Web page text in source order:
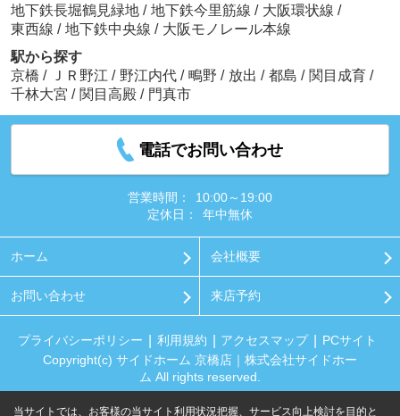
地下鉄長堀鶴見緑地 / 地下鉄今里筋線 / 大阪環状線 /
東西線 / 地下鉄中央線 / 大阪モノレール本線
駅から探す
京橋 / ＪＲ野江 / 野江内代 / 鴫野 / 放出 / 都島 / 関目成育 /
千林大宮 / 関目高殿 / 門真市
電話でお問い合わせ
営業時間：
10:00～19:00
定休日：
年中無休
ホーム 会社概要
お問い合わせ 来店予約
プライバシーポリシー 利用規約 アクセスマップ
PCサイト
Copyright(c) サイドホーム 京橋店｜株式会社サイドホー
ム All rights reserved.
当サイトでは、お客様の当サイト利用状況把握、サービス向上検討を目的と